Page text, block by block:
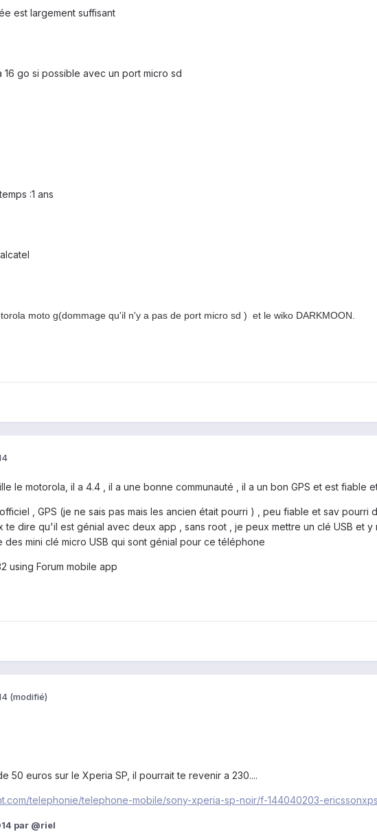
est largement suffisant
16 go si possible avec un port micro sd
:1 ans
moto g(dommage qu'il n'y a pas de port micro sd ) et le wiko DARKMOON.
le motorola, il a 4.4 , il a une bonne communauté , il a un bon GPS et est fiable
, GPS (je ne sais pas mais les ancien était pourri ) , peu fiable et sav
te dire qu'il est génial avec deux app , sans root , je peux mettre un clé USB et
des mini clé micro USB qui sont génial pour ce téléphone
using Forum mobile app
(modifié)
50 euros sur le Xperia SP, il pourrait te revenir a 230....
telephonie/telephone-mobile/sony-xperia-sp-noir/f-144040203-
par @riel